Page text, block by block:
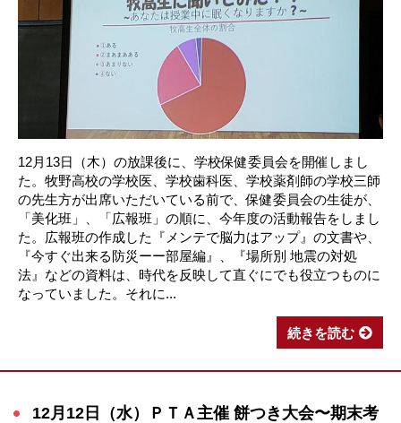
12月13日（木）の放課後に、学校保健委員会を開催しまし
た。牧野高校の学校医、学校歯科医、学校薬剤師の学校三師
の先生方が出席いただいている前で、保健委員会の生徒が、
「美化班」、「広報班」の順に、今年度の活動報告をしまし
た。広報班の作成した『メンテで脳力はアップ』の文書や、
『今すぐ出来る防災ーー部屋編』、『場所別 地震の対処
法』などの資料は、時代を反映して直ぐにでも役立つものに
なっていました。それに...
続きを読む
12月12日（水）ＰＴＡ主催 餅つき大会〜期末考